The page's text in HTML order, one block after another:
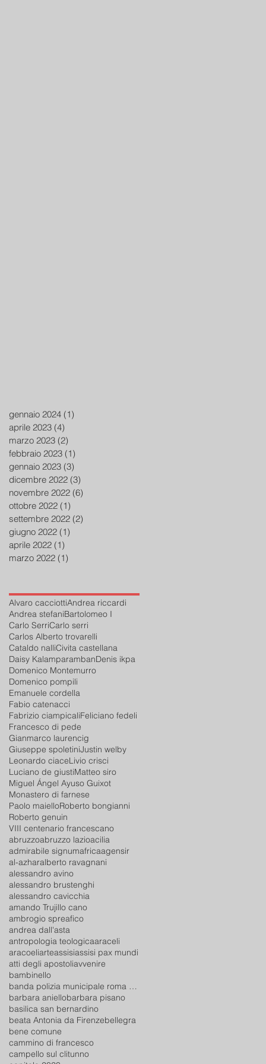
gennaio 2024 (1)
aprile 2023 (4)
marzo 2023 (2)
febbraio 2023 (1)
gennaio 2023 (3)
dicembre 2022 (3)
novembre 2022 (6)
ottobre 2022 (1)
settembre 2022 (2)
giugno 2022 (1)
aprile 2022 (1)
marzo 2022 (1)
Alvaro cacciottiAndrea riccardi
Andrea stefaniBartolomeo I
Carlo SerriCarlo serri
Carlos Alberto trovarelli
Cataldo nalliCivita castellana
Daisy KalamparambanDenis ikpa
Domenico Montemurro
Domenico pompili
Emanuele cordella
Fabio catenacci
Fabrizio ciampicaliFeliciano fedeli
Francesco di pede
Gianmarco laurencig
Giuseppe spoletiniJustin welby
Leonardo ciaceLivio crisci
Luciano de giustiMatteo siro
Miguel Ángel Ayuso Guixot
Monastero di farnese
Paolo maielloRoberto bongianni
Roberto genuin
VIII centenario francescano
abruzzoabruzzo lazioacilia
admirabile signumafricaagensir
al-azharalberto ravagnani
alessandro avino
alessandro brustenghi
alessandro cavicchia
amando Trujillo cano
ambrogio spreafico
andrea dall'asta
antropologia teologicaaraceli
aracoeliarteassisiassisi pax mundi
atti degli apostoliavvenire
bambinello
banda polizia municipale roma capitale
barbara aniellobarbara pisano
basilica san bernardino
beata Antonia da Firenzebellegra
bene comune
cammino di francesco
campello sul clitunno